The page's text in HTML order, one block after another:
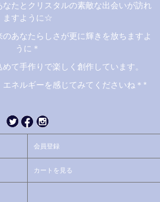
たとクリスタルの素敵な出会いが訪れ
ますように☆
あなたらしさが更に輝きを放ちますよ
うに＊
て手作りで楽しく創作しています。
ネルギーを感じてみてくださいね＊*
会員登録
カートを見る